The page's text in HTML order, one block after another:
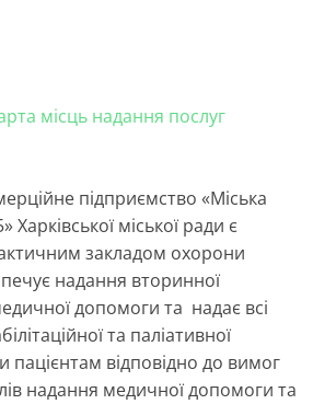
місць надання послуг
підприємство «Міська
міської ради є
закладом охорони
надання вторинної
допомоги та надає всі
та паліативної
пацієнтам відповідно до вимог
надання медичної допомоги та